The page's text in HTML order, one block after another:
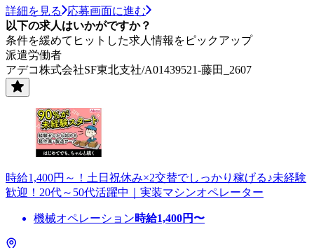
詳細を見る
応募画面に進む
以下の求人はいかがですか？
条件を緩めてヒットした求人情報をピックアップ
派遣労働者
アデコ株式会社SF東北支社/A01439521-藤田_2607
時給1,400円～！土日祝休み×2交替でしっかり稼げる♪未経験
歓迎！20代～50代活躍中｜実装マシンオペレーター
機械オペレーション時給1,400円〜